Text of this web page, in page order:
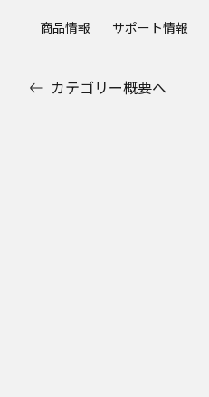
商品情報 サポート情報
カテゴリー概要へ